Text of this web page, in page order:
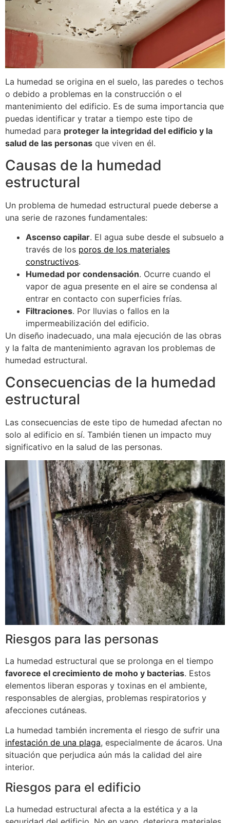
La humedad se origina en el suelo, las paredes o techos
o debido a problemas en la construcción o el
mantenimiento del edificio. Es de suma importancia que
puedas identificar y tratar a tiempo este tipo de
humedad para proteger la integridad del edificio y la
salud de las personas que viven en él.
Causas de la humedad
estructural
Un problema de humedad estructural puede deberse a
una serie de razones fundamentales:
Ascenso capilar. El agua sube desde el subsuelo a
través de los poros de los materiales
constructivos.
Humedad por condensación. Ocurre cuando el
vapor de agua presente en el aire se condensa al
entrar en contacto con superficies frías.
Filtraciones. Por lluvias o fallos en la
impermeabilización del edificio.
Un diseño inadecuado, una mala ejecución de las obras
y la falta de mantenimiento agravan los problemas de
humedad estructural.
Consecuencias de la humedad
estructural
Las consecuencias de este tipo de humedad afectan no
solo al edificio en sí. También tienen un impacto muy
significativo en la salud de las personas.
Riesgos para las personas
La humedad estructural que se prolonga en el tiempo
favorece el crecimiento de moho y bacterias. Estos
elementos liberan esporas y toxinas en el ambiente,
responsables de alergias, problemas respiratorios y
afecciones cutáneas.
La humedad también incrementa el riesgo de sufrir una
infestación de una plaga, especialmente de ácaros. Una
situación que perjudica aún más la calidad del aire
interior.
Riesgos para el edificio
La humedad estructural afecta a la estética y a la